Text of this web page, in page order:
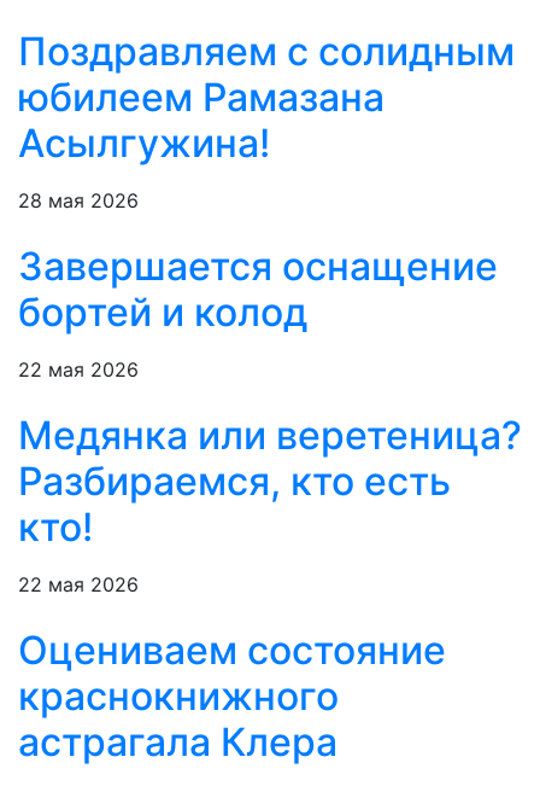
Поздравляем с солидным
юбилеем Рамазана
Асылгужина!
28 мая 2026
Завершается оснащение
бортей и колод
22 мая 2026
Медянка или веретеница?
Разбираемся, кто есть
кто!
22 мая 2026
Оцениваем состояние
краснокнижного
астрагала Клера